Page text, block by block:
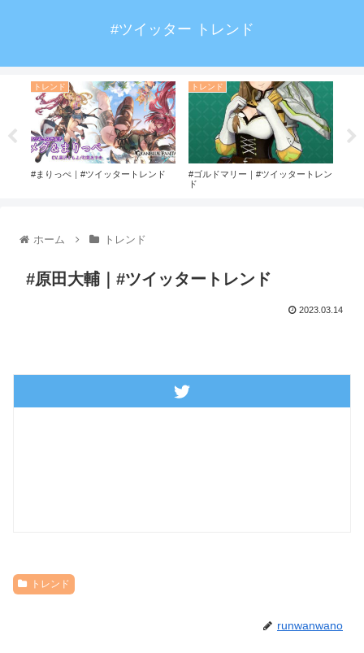
#ツイッター トレンド
トレンド
#まりっぺ｜#ツイッタートレンド
トレンド
#ゴルドマリー｜#ツイッタートレン
ド
ホーム トレンド
#原田大輔｜#ツイッタートレンド
2023.03.14
トレンド
runwanwano